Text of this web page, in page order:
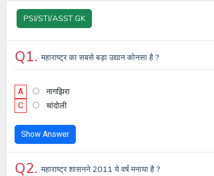
PSI/STI/ASST GK
Q1.महाराष्ट्र का सबसे बड़ा उद्यान कोनसा है ?
A नागझिरा
C
चांदोली
Show Answer
Q2.महाराष्ट्र शासनने 2011 ये वर्ष मनाया है ?